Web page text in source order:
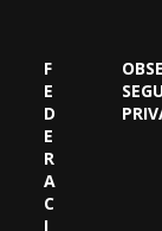
F
E
D
E
R
A
C
I